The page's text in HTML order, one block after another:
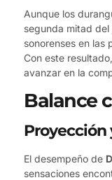
Aunque los
segunda mitad
sonorenses en las
Con este
avanzar en la
Balance
El desempeño de
sensaciones